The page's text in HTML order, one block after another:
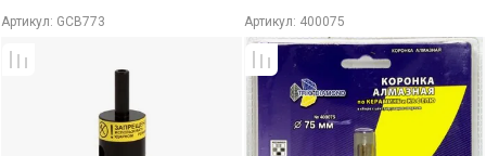
Артикул: GCB773 Артикул: 400075